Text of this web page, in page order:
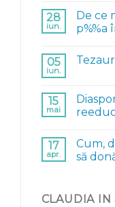
28
iun.
De ce
p%%a
05
iun.
15
mai
17
apr.
Cum,
să
CLAUDIA IN